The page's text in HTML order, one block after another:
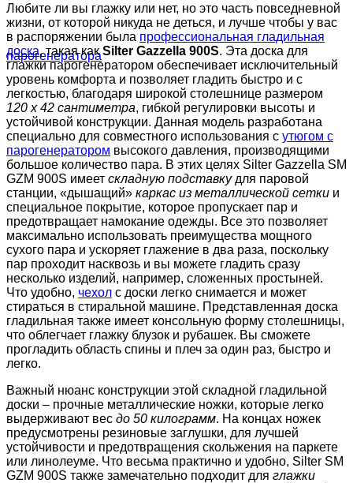
Любите ли вы глажку или нет, но это часть повседневной
жизни, от которой никуда не деться, и лучше чтобы у вас
в распоряжении была профессиональная гладильная
доска, такая какSilter Gazzella 900S. Эта доска для
глажки парогенератором обеспечивает исключительный
уровень комфорта и позволяет гладить быстро и с
легкостью, благодаря широкой столешнице размером
120 х 42 сантиметра, гибкой регулировки высоты и
устойчивой конструкции. Данная модель разработана
специально для совместного использования с утюгом с
парогенератором высокого давления, производящими
большое количество пара. В этих целях Silter Gazzella SM
GZM 900S имеет складную подставкудля паровой
станции, «дышащий» каркас из металлической сетки и
специальное покрытие, которое пропускает пар и
предотвращает намокание одежды. Все это позволяет
максимально использовать преимущества мощного
сухого пара и ускоряет глажение в два раза, поскольку
пар проходит насквозь и вы можете гладить сразу
несколько изделий, например, сложенных простыней.
Что удобно, чехол с доски легко снимается и может
стираться в стиральной машине. Представленная доска
гладильная также имеет консольную форму столешницы,
что облегчает глажку блузок и рубашек. Вы сможете
прогладить область спины и плеч за один раз, быстро и
легко.
Важный нюанс конструкции этой складной гладильной
доски – прочные металлические ножки, которые легко
выдерживают вес до 50 килограмм. На концах ножек
предусмотрены резиновые заглушки, для лучшей
устойчивости и предотвращения скольжения на паркете
или линолеуме. Что весьма практично и удобно, Silter SM
GZM 900S также замечательно подходит для глажки